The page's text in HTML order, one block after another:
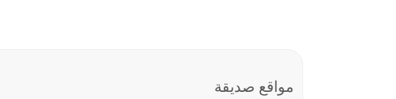
مواقع صديقة